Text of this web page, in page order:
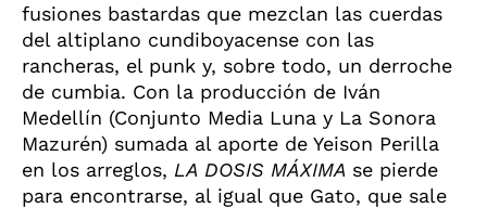
fusiones bastardas que mezclan las cuerdas
del altiplano cundiboyacense con las
rancheras, el punk y, sobre todo, un derroche
de cumbia. Con la producción de Iván
Medellín (Conjunto Media Luna y La Sonora
Mazurén) sumada al aporte de Yeison Perilla
en los arreglos, LA DOSIS MÁXIMA se pierde
para encontrarse, al igual que Gato, que sale